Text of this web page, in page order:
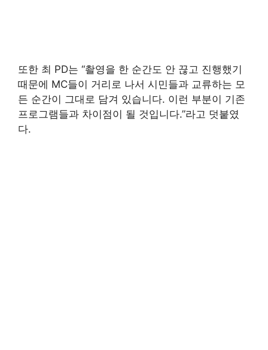
또한 최 PD는 “촬영을 한 순간도 안 끊고 진행했기
때문에 MC들이 거리로 나서 시민들과 교류하는 모
든 순간이 그대로 담겨 있습니다. 이런 부분이 기존
프로그램들과 차이점이 될 것입니다.”라고 덧붙였
다.